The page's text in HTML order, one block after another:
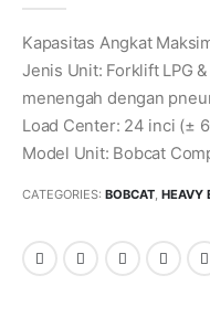
Kapasitas Angkat
Jenis Unit: Forklift LPG
menengah dengan
Load Center: 24 inci (±
Model Unit: Bobcat
CATEGORIES: BOBCAT HEAVY